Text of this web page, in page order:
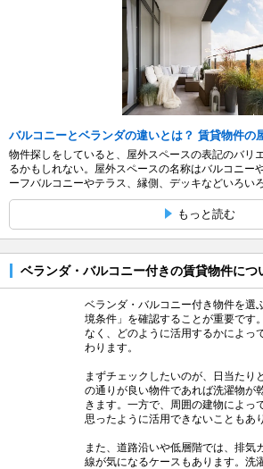
バルコニーとベランダの違いとは？ 賃貸物件の
物件探しをしていると、屋外スペースの表記のバリ
るかもしれない。屋外スペースの名称はバルコニー
ーフバルコニーやテラス、縁側、デッキなどいろい
もっと読む
ベランダ・バルコニー付きの賃貸物件につ
ベランダ・バルコニー付き物件を選
境条件」を確認することが重要です
なく、どのように活用するかによっ
わります。
まずチェックしたいのが、日当たり
の通りが良い物件であれば洗濯物が
きます。一方で、周囲の建物によっ
思ったように活用できないこともあ
また、道路沿いや低層階では、排気
線が気になるケースもあります。洗